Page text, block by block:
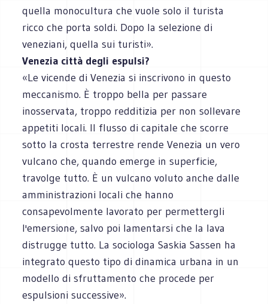
quella monocultura che vuole solo il turista
ricco che porta soldi. Dopo la selezione di
veneziani, quella sui turisti».
Venezia città degli espulsi?
«Le vicende di Venezia si inscrivono in questo
meccanismo. È troppo bella per passare
inosservata, troppo redditizia per non sollevare
appetiti locali. Il flusso di capitale che scorre
sotto la crosta terrestre rende Venezia un vero
vulcano che, quando emerge in superficie,
travolge tutto. È un vulcano voluto anche dalle
amministrazioni locali che hanno
consapevolmente lavorato per permettergli
l'emersione, salvo poi lamentarsi che la lava
distrugge tutto. La sociologa Saskia Sassen ha
integrato questo tipo di dinamica urbana in un
modello di sfruttamento che procede per
espulsioni successive».